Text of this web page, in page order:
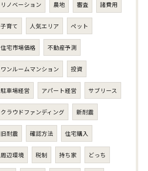
リノベーション 農地 審査 諸費用
子育て 人気エリア ペット
住宅市場価格 不動産予測
ワンルームマンション 投資
駐車場経営 アパート経営 サブリース
クラウドファンディング 新耐震
旧耐震 確認方法 住宅購入
周辺環境 税制 持ち家 どっち